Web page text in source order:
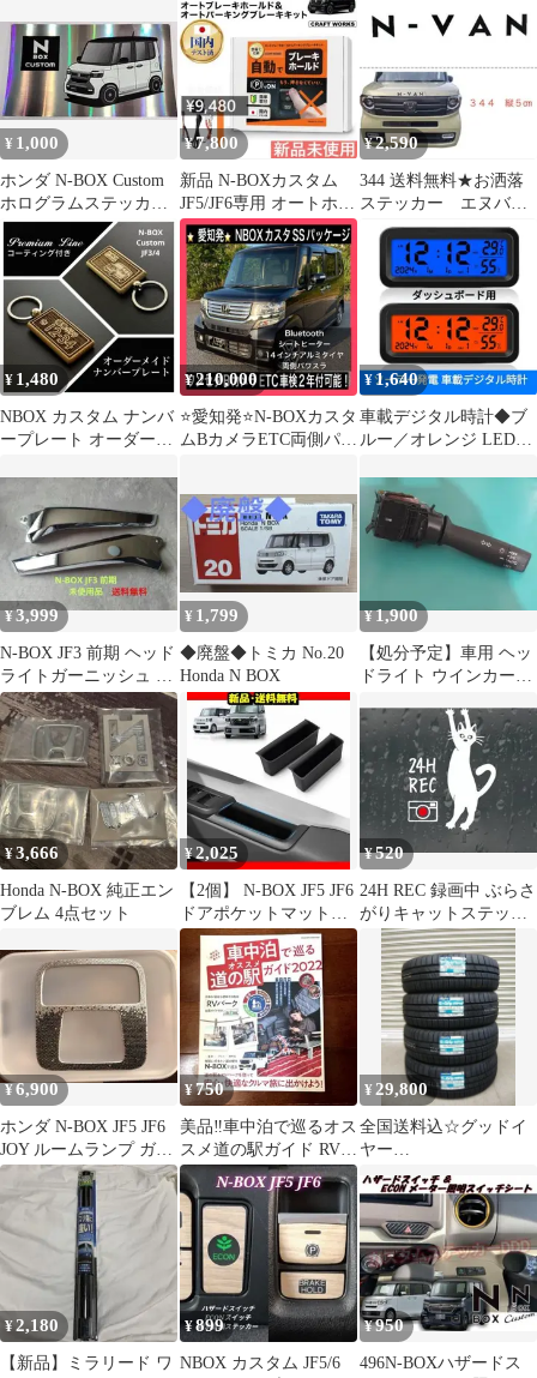
ド
¥ 1,000
ホンダ N-BOX Custom
ホログラムステッカー
新型 シール
¥7,800
新品 N-BOXカスタム
JF5/JF6専用 オートホー
ルド＆Pブレーキ
¥2,590
344 送料無料★お洒落
ステッカー エヌバ
ン エヌボックス フー
ドエンブレム
¥ 1,480
NBOX カスタム ナンバ
ープレート オーダーメ
¥210,000
⭐️愛知発⭐️N-BOXカスタ
ムBカメラETC両側パワ
¥1,640
車載デジタル時計◆ブ
ルー／オレンジ LEDバ
パネル搭載
¥3,999
N-BOX JF3 前期 ヘッド
ライトガーニッシュ メ
ッキ 左右セット 極美品
¥ 1,799
◆廃盤◆トミカ No.20
Honda N BOX
¥1,900
【処分予定】車用 ヘッ
ドライト ウインカーレ
のパーツ部品
¥3,666
Honda N-BOX 純正エン
ブレム 4点セット
¥2,025
【2個】 N-BOX JF5 JF6
ドアポケットマット
⭐A④200
¥520
24H REC 録画中 ぶらさ
がりキャットステッカ
ー 大H150
¥6,900
ホンダ N-BOX JF5 JF6
JOY ルームランプ ガー
ニッシュ
¥750
美品‼️車中泊で巡るオス
スメ道の駅ガイド RVパ
ーク 温泉巡り キャンプ
場 送料込
¥ 29,800
全国送料込☆グッドイ
ヤー
RVF02☆165/55R15☆軽
自動車
¥2,180
【新品】ミラリード ワ
¥899
NBOX カスタム JF5/6
¥950
496N-BOXハザードス